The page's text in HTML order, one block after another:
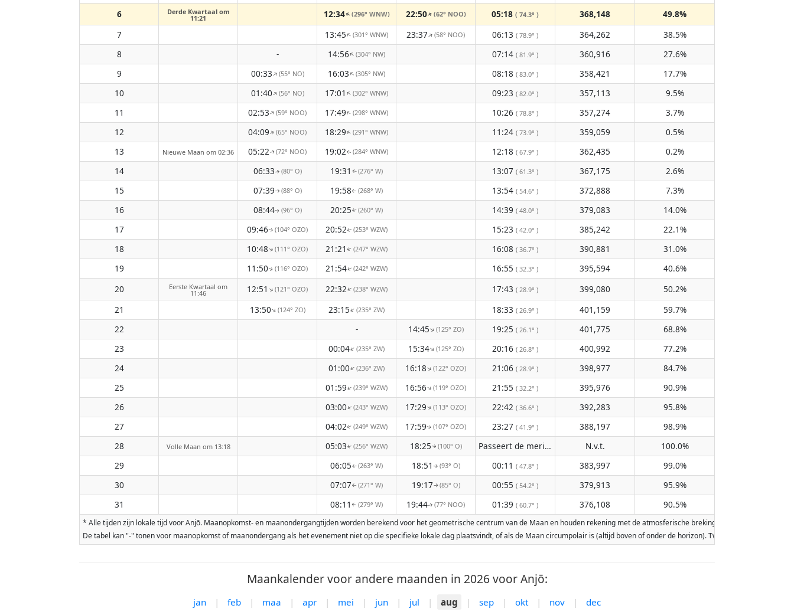
6
Derde Kwartaal om
11:21 12:34↑(296° WNW) 22:50↑(62° NOO) 05:18 ( 74.3° ) 368,148
49.8%
7
13:45↑(301° WNW) 23:37↑(58° NOO) 06:13 ( 78.9° ) 364,262
38.5%
8
- 14:56↑(304° NW) 07:14 ( 81.9° ) 360,916
27.6%
9
00:33↑(55° NO) 16:03↑(305° NW) 08:18 ( 83.0° ) 358,421
17.7%
10
01:40↑(56° NO) 17:01↑(302° WNW) 09:23 ( 82.0° ) 357,113
9.5%
11
02:53↑(59° NOO) 17:49↑(298° WNW) 10:26 ( 78.8° ) 357,274
3.7%
12
04:09↑(65° NOO) 18:29↑(291° WNW) 11:24 ( 73.9° ) 359,059
0.5%
13
Nieuwe Maan om 02:36 05:22↑(72° NOO) 19:02↑(284° WNW) 12:18 ( 67.9° ) 362,435
0.2%
14
06:33↑(80° O) 19:31 ↑(276° W) 13:07 ( 61.3° ) 367,175
2.6%
15
07:39↑ (88° O) 19:58↑(268° W) 13:54 ( 54.6° ) 372,888
7.3%
16
08:44↑ (96° O) 20:25↑(260° W) 14:39 ( 48.0° ) 379,083
14.0%
17
09:46↑(104° OZO) 20:52↑(253° WZW) 15:23 ( 42.0° ) 385,242
22.1%
18
10:48↑(111° OZO) 21:21 ↑(247° WZW) 16:08 ( 36.7° ) 390,881
31.0%
19
11:50↑(116° OZO) 21:54↑(242° WZW) 16:55 ( 32.3° ) 395,594
40.6%
20
Eerste Kwartaal om
11:46 12:51↑(121° OZO) 22:32↑(238° WZW) 17:43 ( 28.9° ) 399,080
50.2%
21
13:50↑(124° ZO) 23:15↑(235° ZW) 18:33 ( 26.9° ) 401,159
59.7%
22
- 14:45↑(125° ZO) 19:25 ( 26.1° ) 401,775
68.8%
23
00:04↑(235° ZW) 15:34↑(125° ZO) 20:16 ( 26.8° ) 400,992
77.2%
24
01:00↑(236° ZW) 16:18↑(122° OZO) 21:06 ( 28.9° ) 398,977
84.7%
25
01:59↑(239° WZW) 16:56↑(119° OZO) 21:55 ( 32.2° ) 395,976
90.9%
26
03:00↑(243° WZW) 17:29↑(113° OZO) 22:42 ( 36.6° ) 392,283
95.8%
27
04:02↑(249° WZW) 17:59↑(107° OZO) 23:27 ( 41.9° ) 388,197
98.9%
28
Volle Maan om 13:18 05:03↑(256° WZW) 18:25↑(100° O) Passeert de meridiaan niet ( N.v.t. )
N.v.t.
100.0%
29
06:05↑(263° W) 18:51 ↑ (93° O) 00:11 ( 47.8° ) 383,997
99.0%
30
07:07↑(271° W) 19:17↑(85° O) 00:55 ( 54.2° ) 379,913
95.9%
31
08:11 ↑(279° W) 19:44↑(77° NOO) 01:39 ( 60.7° ) 376,108 90.5%
* Alle tijden zijn lokale tijd voor Anjō. Maanopkomst- en maanondergangtijden worden berekend voor het geometrische centrum van de Maan en houden rekening met de atmosferische breking van de Aarde. Data
De tabel kan "-" tonen voor maanopkomst of maanondergang als het evenement niet op die specifieke lokale dag plaatsvindt, of als de Maan circumpolair is (altijd boven of onder de horizon). Twee maanopkomsten
Maankalender voor andere maanden in 2026 voor Anjō:
jan | feb | maa | apr | mei | jun | jul | aug | sep | okt | nov | dec